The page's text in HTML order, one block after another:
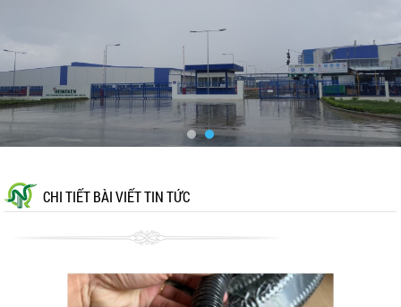
CHI TIẾT BÀI VIẾT TIN TỨC